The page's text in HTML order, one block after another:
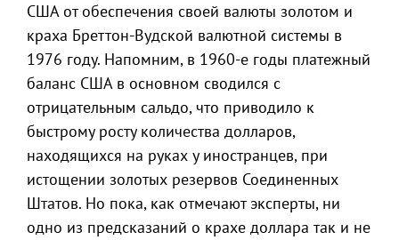
США от обеспечения своей валюты золотом и
краха Бреттон-Вудской валютной системы в
1976 году. Напомним, в 1960-е годы платежный
баланс США в основном сводился с
отрицательным сальдо, что приводило к
быстрому росту количества долларов,
находящихся на руках у иностранцев, при
истощении золотых резервов Соединенных
Штатов. Но пока, как отмечают эксперты, ни
одно из предсказаний о крахе доллара так и не